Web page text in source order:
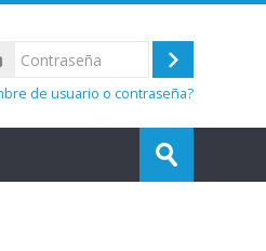
Acceder
de usuario o contraseña?
Enviar